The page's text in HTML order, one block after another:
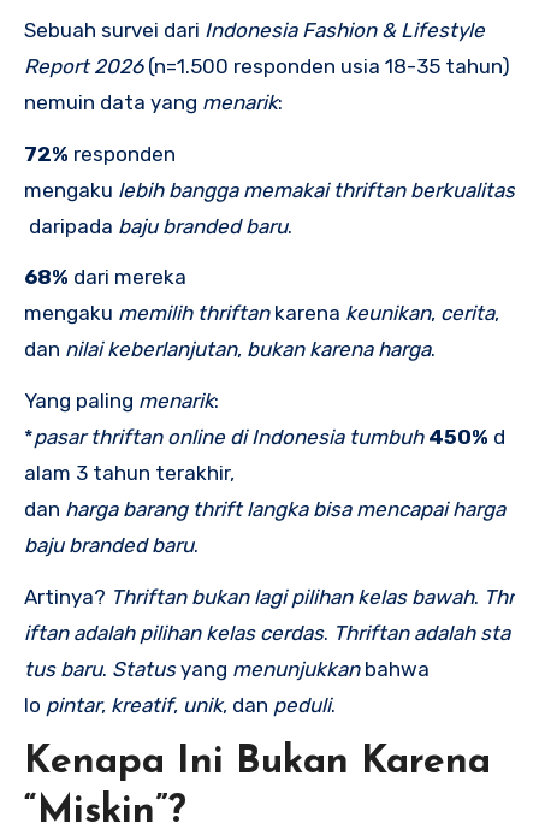
Sebuah survei dari Indonesia Fashion & Lifestyle
Report 2026(n=1.500 responden usia 18-35 tahun)
nemuin data yang menarik:
72% responden
mengaku lebih bangga memakai thriftan berkualitas
daripada baju branded baru.
68% dari mereka
mengaku memilih thriftankarena keunikan, cerita,
dan nilai keberlanjutan, bukan karena harga.
Yang paling menarik:
*pasar thriftan online di Indonesia tumbuh 450% d
alam 3 tahun terakhir,
dan harga barang thrift langka bisa mencapai harga
baju branded baru.
Artinya? Thriftan bukan lagi pilihan kelas bawah. Thr
iftan adalah pilihan kelas cerdas. Thriftan adalah sta
tus baru. Statusyang menunjukkanbahwa
lo pintar, kreatif, unik, dan peduli.
Kenapa Ini Bukan Karena
“Miskin”?